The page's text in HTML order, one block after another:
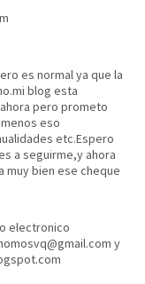
es normal ya que la
blog esta
pero prometo
eso
etc.Espero
a seguirme,y ahora
bien ese cheque
electronico
y